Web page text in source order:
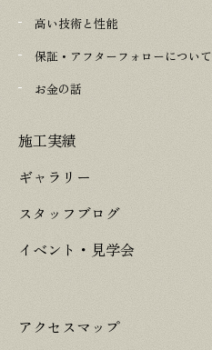
高い技術と性能
保証・アフターフォローについて
お金の話
施工実績
ギャラリー
スタッフブログ
イベント・見学会
アクセスマップ